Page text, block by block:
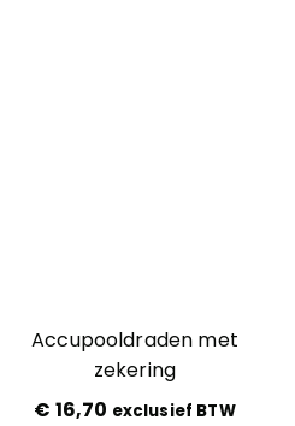
Accupooldraden met
zekering
€ 16,70 exclusief BTW